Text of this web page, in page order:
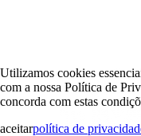
Utilizamos cookies
com a nossa Política de
concorda com estas
aceitarpolítica de